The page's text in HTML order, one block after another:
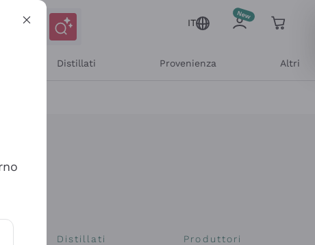
IT
Distillati Provenienza Altri
Distillati
Produttori